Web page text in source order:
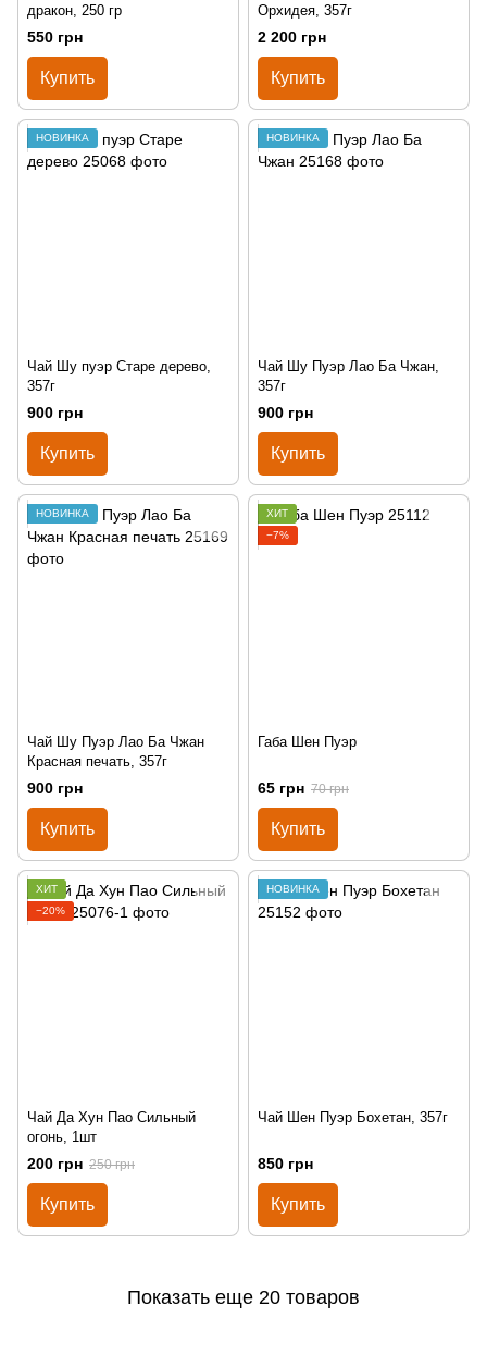
дракон, 250 гр
550 грн
Купить
Орхидея, 357г
2 200 грн
Купить
НОВИНКА
Чай Шу пуэр Старе дерево,
357г
900 грн
Купить
НОВИНКА
Чай Шу Пуэр Лао Ба Чжан,
357г
900 грн
Купить
НОВИНКА
Чай Шу Пуэр Лао Ба Чжан
Красная печать, 357г
900 грн
Купить
ХИТ
−7%
Габа Шен Пуэр
65 грн 70 грн
Купить
ХИТ
−20%
Чай Да Хун Пао Сильный
огонь, 1шт
200 грн 250 грн
Купить
НОВИНКА
Чай Шен Пуэр Бохетан, 357г
850 грн
Купить
Показать еще 20 товаров